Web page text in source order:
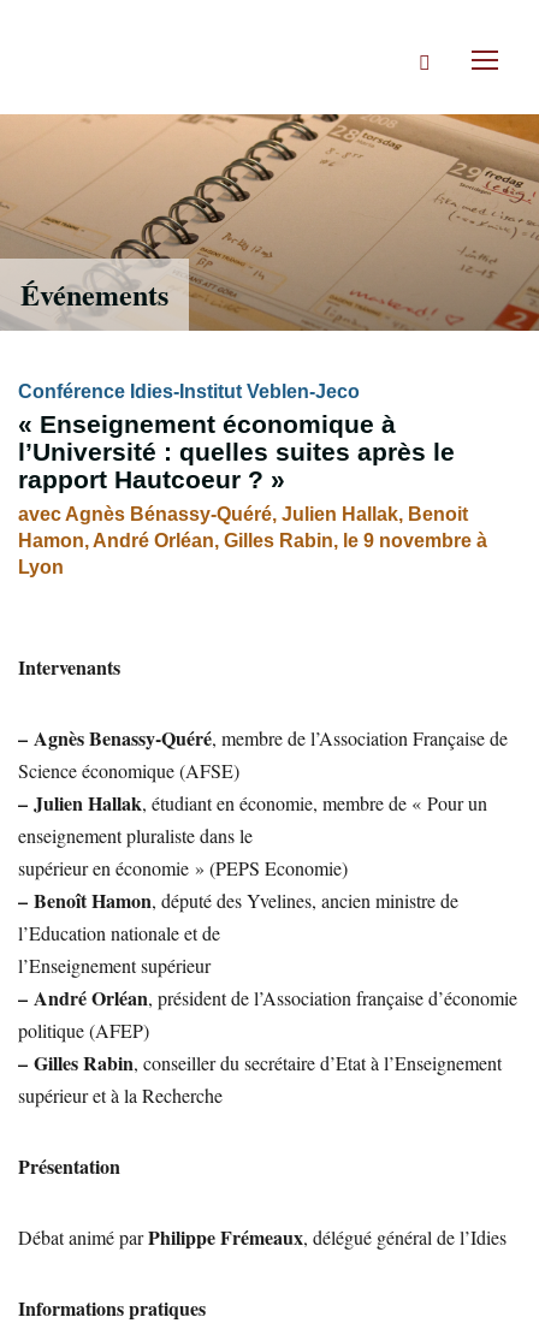
Rechercher
Événements
Conférence Idies-Institut Veblen-Jeco
« Enseignement économique à
l’Université : quelles suites après le
rapport Hautcoeur ? »
avec Agnès Bénassy-Quéré, Julien Hallak, Benoit
Hamon, André Orléan, Gilles Rabin, le 9 novembre à
Lyon
Intervenants
– Agnès Benassy-Quéré, membre de l’Association Française de
Science économique (AFSE)
– Julien Hallak, étudiant en économie, membre de « Pour un
enseignement pluraliste dans le
supérieur en économie » (PEPS Economie)
– Benoît Hamon, député des Yvelines, ancien ministre de
l’Education nationale et de
l’Enseignement supérieur
– André Orléan, président de l’Association française d’économie
politique (AFEP)
– Gilles Rabin, conseiller du secrétaire d’Etat à l’Enseignement
supérieur et à la Recherche
Présentation
Débat animé parPhilippe Frémeaux, délégué général de l’Idies
Informations pratiques